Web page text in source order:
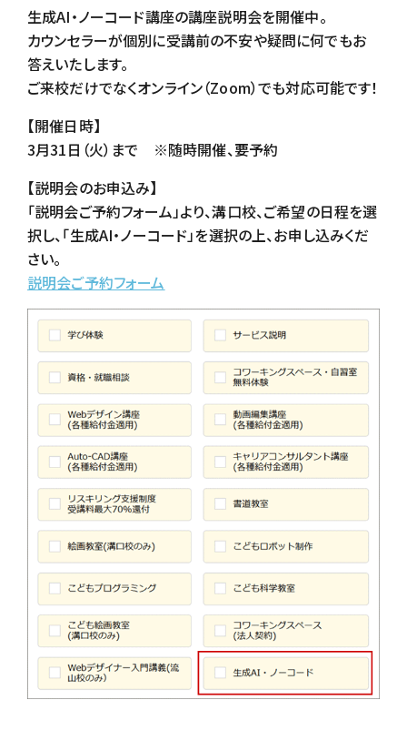
生成AI・ノーコード講座の講座説明会を開催中。
カウンセラーが個別に受講前の不安や疑問に何でもお
答えいたします。
ご来校だけでなくオンライン（Zoom）でも対応可能です！
【開催日時】
3月31日（火）まで ※随時開催、要予約
【説明会のお申込み】
「説明会ご予約フォーム」より、溝口校、ご希望の日程を選
択し、「生成AI・ノーコード」を選択の上、お申し込みくだ
さい。
説明会ご予約フォーム